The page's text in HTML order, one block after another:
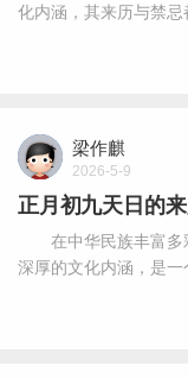
化内涵，其来历与禁忌
梁作麒
2026-5-9
正月初九天日的
在中华民族丰富多彩
深厚的文化内涵，是一